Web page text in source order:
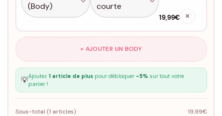
19,99€ ✕
+ AJOUTER UN BODY
💡Ajoutez 1 article de pluspour débloquer -5% sur tout votre
panier !
Sous-total (1 articles) 19,99€